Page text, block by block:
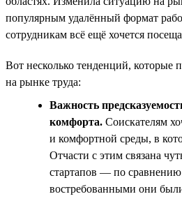
популярным удалённый формат
сотрудникам всё ещё хочется
Вот несколько тенденций, которые
на рынке труда:
Важность
комфорта. Соискателям
и комфортной среды, в
Отчасти с этим связана
стартапов — по
востребованными они